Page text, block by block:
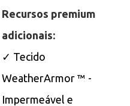
Recursos premium
adicionais:
✓ Tecido
WeatherArmor ™ -
Impermeável e